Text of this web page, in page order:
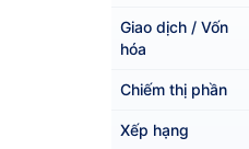
Giao dịch / Vốn
hóa
Chiếm thị phần
Xếp hạng